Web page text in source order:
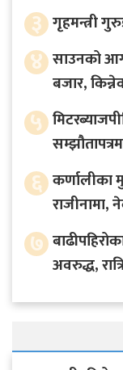
३ गृहमन्त्री
४ साउनको
बजार,
५
६ कर्णालीका
राजीनामा,
७
अवरुद्ध,